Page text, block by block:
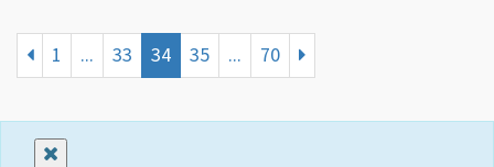
1 ... 33 34 35 ... 70